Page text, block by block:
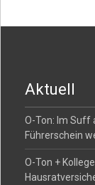
Aktuell
O-Ton: Im Suff
Führerschein
O-Ton +